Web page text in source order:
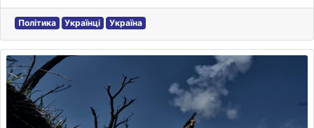
Політика Українці Україна